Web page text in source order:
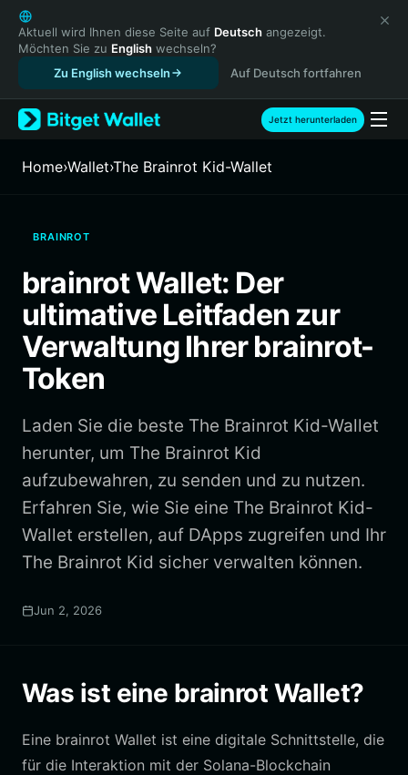
English
日本語
Tiếng Việt
Русский
Español (Latinoamérica)
Türkçe
Français
繁體中文
Bahasa Indonesia
ภาษาไทย
हिन्दी
Español
Português (Brasil)
Aktuell wird Ihnen diese Seite auf Deutsch angezeigt.
Möchten Sie zu English wechseln?
Zu English wechseln
Auf Deutsch fortfahren
Jetzt herunterladen
Home›Wallet›The Brainrot Kid-Wallet
BRAINROT
brainrot Wallet: Der
ultimative Leitfaden zur
Verwaltung Ihrer brainrot-
Token
Laden Sie die beste The Brainrot Kid-Wallet
herunter, um The Brainrot Kid
aufzubewahren, zu senden und zu nutzen.
Erfahren Sie, wie Sie eine The Brainrot Kid-
Wallet erstellen, auf DApps zugreifen und Ihr
The Brainrot Kid sicher verwalten können.
Jun 2, 2026
Was ist eine brainrot Wallet?
Eine brainrot Wallet ist eine digitale Schnittstelle, die
für die Interaktion mit der Solana-Blockchain